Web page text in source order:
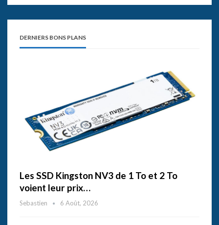
DERNIERS BONS PLANS
Les SSD Kingston NV3 de 1 To et 2 To
voient leur prix…
Sebastien 6 Août, 2026